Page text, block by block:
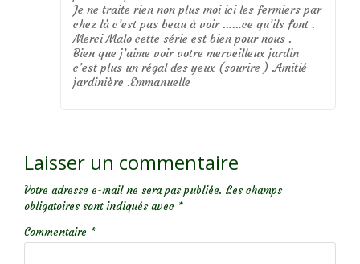
Je ne traite rien non plus moi ici les fermiers par
chez là c’est pas beau à voir ……ce qu’ils font .
Merci Malo cette série est bien pour nous .
Bien que j’aime voir votre merveilleux jardin
c’est plus un régal des yeux (sourire ) .Amitié
jardinière .Emmanuelle
Laisser un commentaire
Votre adresse e-mail ne sera pas publiée. Les champs
obligatoires sont indiqués avec *
Commentaire *